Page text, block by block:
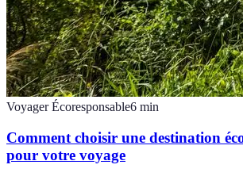
Voyager Écoresponsable6 min
Comment choisir une destination
pour votre voyage